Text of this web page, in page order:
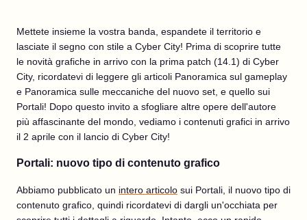
Mettete insieme la vostra banda, espandete il territorio e
lasciate il segno con stile a Cyber City! Prima di scoprire tutte
le novità grafiche in arrivo con la prima patch (14.1) di Cyber
City, ricordatevi di leggere gli articoli Panoramica sul gameplay
e Panoramica sulle meccaniche del nuovo set, e quello sui
Portali! Dopo questo invito a sfogliare altre opere dell'autore
più affascinante del mondo, vediamo i contenuti grafici in arrivo
il 2 aprile con il lancio di Cyber City!
Portali: nuovo tipo di contenuto grafico
Abbiamo pubblicato un intero articolo sui Portali, il nuovo tipo di
contenuto grafico, quindi ricordatevi di dargli un'occhiata per